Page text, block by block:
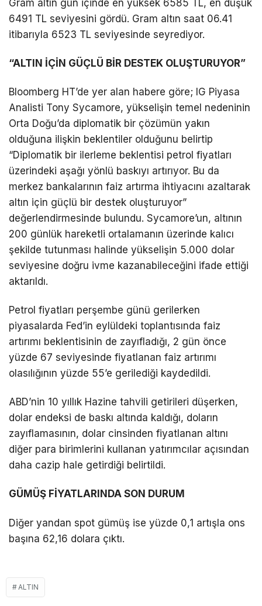
Gram altın gün içinde en yüksek 6585 TL, en düşük
6491 TL seviyesini gördü. Gram altın saat 06.41
itibarıyla 6523 TL seviyesinde seyrediyor.
“ALTIN İÇİN GÜÇLÜ BİR DESTEK OLUŞTURUYOR”
Bloomberg HT’de yer alan habere göre; IG Piyasa
Analisti Tony Sycamore, yükselişin temel nedeninin
Orta Doğu’da diplomatik bir çözümün yakın
olduğuna ilişkin beklentiler olduğunu belirtip
“Diplomatik bir ilerleme beklentisi petrol fiyatları
üzerindeki aşağı yönlü baskıyı artırıyor. Bu da
merkez bankalarının faiz artırma ihtiyacını azaltarak
altın için güçlü bir destek oluşturuyor”
değerlendirmesinde bulundu. Sycamore’un, altının
200 günlük hareketli ortalamanın üzerinde kalıcı
şekilde tutunması halinde yükselişin 5.000 dolar
seviyesine doğru ivme kazanabileceğini ifade ettiği
aktarıldı.
Petrol fiyatları perşembe günü gerilerken
piyasalarda Fed’in eylüldeki toplantısında faiz
artırımı beklentisinin de zayıfladığı, 2 gün önce
yüzde 67 seviyesinde fiyatlanan faiz artırımı
olasılığının yüzde 55’e gerilediği kaydedildi.
ABD’nin 10 yıllık Hazine tahvili getirileri düşerken,
dolar endeksi de baskı altında kaldığı, doların
zayıflamasının, dolar cinsinden fiyatlanan altını
diğer para birimlerini kullanan yatırımcılar açısından
daha cazip hale getirdiği belirtildi.
GÜMÜŞ FİYATLARINDA SON DURUM
Diğer yandan spot gümüş ise yüzde 0,1 artışla ons
başına 62,16 dolara çıktı.
ALTIN